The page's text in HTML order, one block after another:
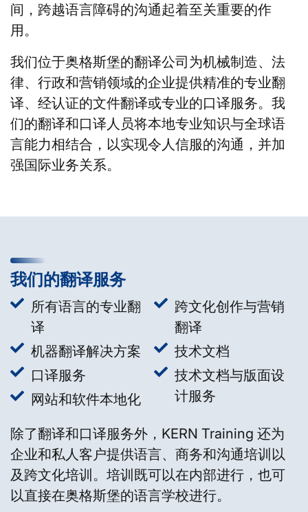
间，跨越语言障碍的沟通起着至关重要的作
用。
我们位于奥格斯堡的翻译公司为机械制造、法
律、行政和营销领域的企业提供精准的专业翻
译、经认证的文件翻译或专业的口译服务。我
们的翻译和口译人员将本地专业知识与全球语
言能力相结合，以实现令人信服的沟通，并加
强国际业务关系。
我们的翻译服务
所有语言的专业翻
译
机器翻译解决方案
口译服务
网站和软件本地化
跨文化创作与营销
翻译
技术文档
技术文档与版面设
计服务
除了翻译和口译服务外，KERN Training 还为
企业和私人客户提供语言、商务和沟通培训以
及跨文化培训。培训既可以在内部进行，也可
以直接在奥格斯堡的语言学校进行。